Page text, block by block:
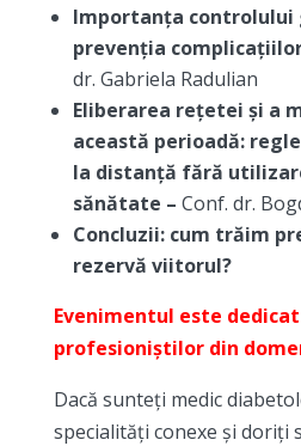
Importanța controlului
prevenția
dr. Gabriela Radulian
Eliberarea rețetei și a
această perioadă:
la distanță fără
sănătate – Conf. dr.
Concluzii: cum trăim
rezervă viitorul?
Evenimentul este
profesioniștilor din
Dacă sunteți medic
specialități conexe și doriți